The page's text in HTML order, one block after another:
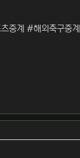
중계 #해외축구중